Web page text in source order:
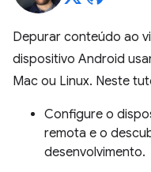
Depurar conteúdo ao
dispositivo Android
Mac ou Linux. Neste
Configure o
remota e o
desenvolvimento.